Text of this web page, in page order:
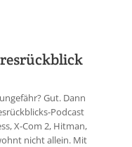
Gut. Dann
Podcast
X-Com 2, Hitman,
nicht allein. Mit